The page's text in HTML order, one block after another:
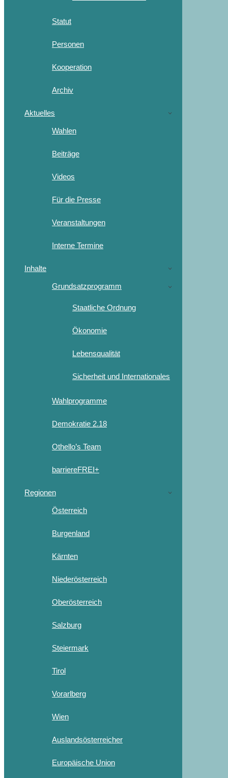
Statut
Personen
Kooperation
Archiv
Aktuelles
Wahlen
Beiträge
Videos
Für die Presse
Veranstaltungen
Interne Termine
Inhalte
Grundsatzprogramm
Staatliche Ordnung
Ökonomie
Lebensqualität
Sicherheit und Internationales
Wahlprogramme
Demokratie 2.18
Othello’s Team
barriereFREI+
Regionen
Österreich
Burgenland
Kärnten
Niederösterreich
Oberösterreich
Salzburg
Steiermark
Tirol
Vorarlberg
Wien
Auslandsösterreicher
Europäische Union